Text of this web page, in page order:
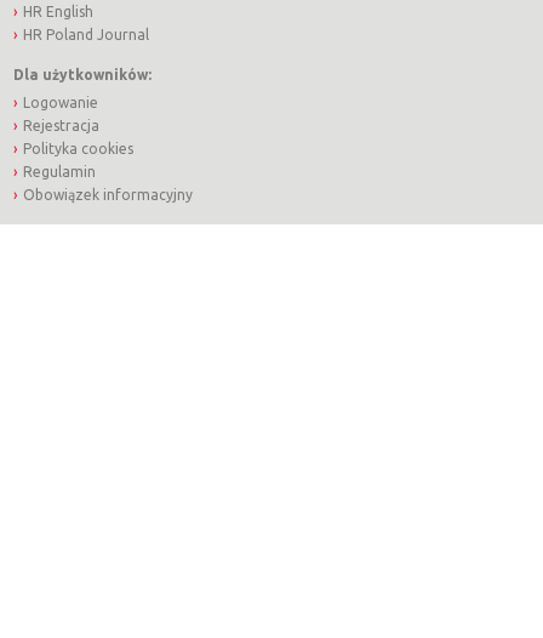
HR English
HR Poland Journal
Dla użytkowników:
Logowanie
Rejestracja
Polityka cookies
Regulamin
Obowiązek informacyjny